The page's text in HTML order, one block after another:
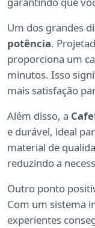
Um dos grandes
potência.
proporciona um
minutos. Isso
mais satisfação
Além disso, a
e durável, ideal
material de
reduzindo a
Outro ponto
Com um sistema
experientes